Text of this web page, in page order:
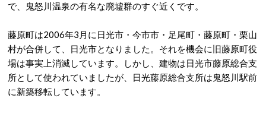
で、鬼怒川温泉の有名な廃墟群のすぐ近くです。
藤原町は2006年3月に日光市・今市市・足尾町・藤原町・栗山
村が合併して、日光市となりました。それを機会に旧藤原町役
場は事実上消滅しています。しかし、建物は日光市藤原総合支
所として使われていましたが、日光藤原総合支所は鬼怒川駅前
に新築移転しています。